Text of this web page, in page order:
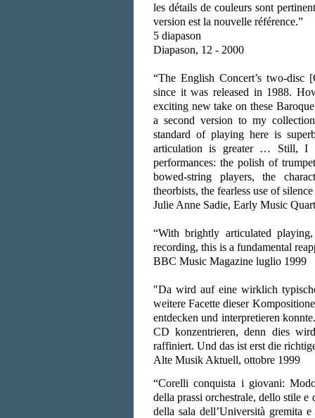
les détails de couleurs sont
version est la nouvelle référence.”
5 diapason
Diapason, 12 - 2000
“The English Concert’s two-
since it was released in 1988.
exciting new take on these
a second version to my
standard of playing here is
articulation is greater … Still, I
performances: the polish of
bowed-string players, the
theorbists, the fearless use of
Julie Anne Sadie, Early Music
“With brightly articulated
recording, this is a fundamental
BBC Music Magazine luglio 1999
"Da wird auf eine wirklich
weitere Facette dieser
entdecken und interpretieren
CD konzentrieren, denn dies
raffiniert. Und das ist erst die
Alte Musik Aktuell, ottobre 1999
“Corelli conquista i giovani:
della prassi orchestrale, dello stile e
della sala dell’Università gremita